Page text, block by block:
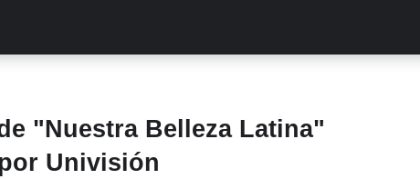
"Nuestra Belleza Latina"
Univisión